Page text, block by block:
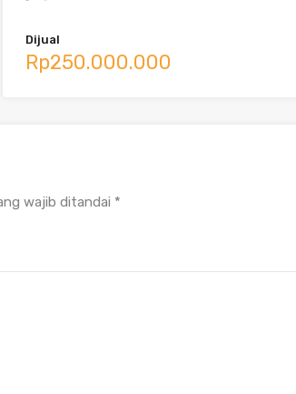
Dijual
Rp250.000.000
wajib ditandai *